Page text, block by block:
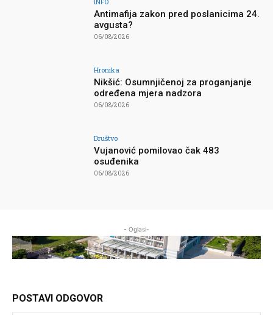
Antimafija zakon pred poslanicima 24.
avgusta?
06/08/2026
Hronika
Nikšić: Osumnjičenoj za proganjanje
određena mjera nadzora
06/08/2026
Društvo
Vujanović pomilovao čak 483
osuđenika
06/08/2026
- Oglasi-
POSTAVI ODGOVOR